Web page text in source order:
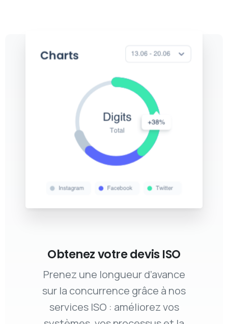
Obtenez votre devis ISO
Prenez une longueur d’avance
sur la concurrence grâce à nos
services ISO : améliorez vos